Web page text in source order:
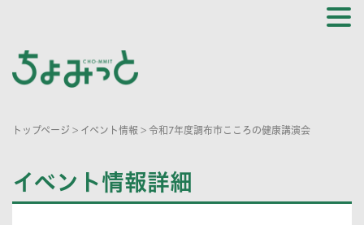
トップページ > イベント情報 > 令和7年度調布市こころの健康講演会
イベント情報詳細